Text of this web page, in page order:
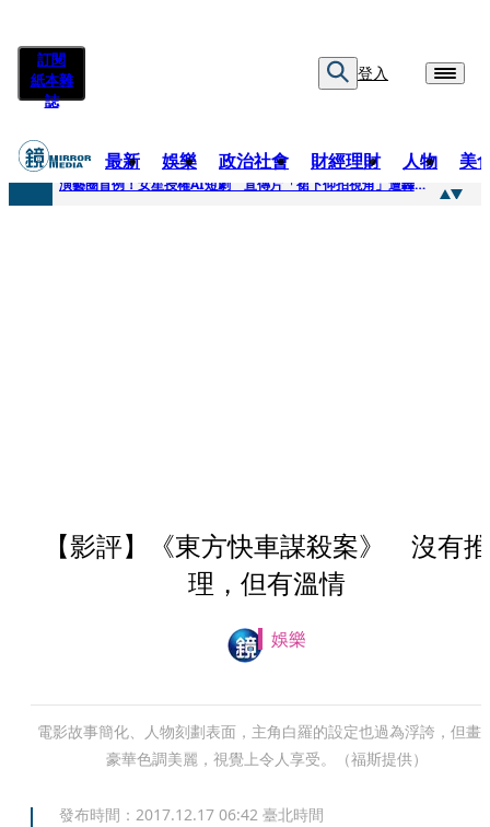
訂閱
紙本雜
誌
登入
最新 娛樂 政治社會 財經理財 人物 美
快訊
演藝圈首例！女星授權AI短劇 宣傳片「裙下仰拍視角」遭轟擦邊：自降身價
【影評】《東方快車謀殺案》 沒有推
理，但有溫情
娛樂
電影故事簡化、人物刻劃表面，主角白羅的設定也過為浮誇，但畫
豪華色調美麗，視覺上令人享受。（福斯提供）
發布時間： 2017.12.17 06:42 臺北時間